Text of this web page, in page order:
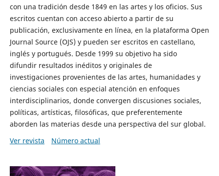
con una tradición desde 1849 en las artes y los oficios. Sus
escritos cuentan con acceso abierto a partir de su
publicación, exclusivamente en línea, en la plataforma Open
Journal Source (OJS) y pueden ser escritos en castellano,
inglés y portugués. Desde 1999 su objetivo ha sido
difundir resultados inéditos y originales de
investigaciones provenientes de las artes, humanidades y
ciencias sociales con especial atención en enfoques
interdisciplinarios, donde convergen discusiones sociales,
políticas, artísticas, filosóficas, que preferentemente
aborden las materias desde una perspectiva del sur global.
Ver revista
Número actual